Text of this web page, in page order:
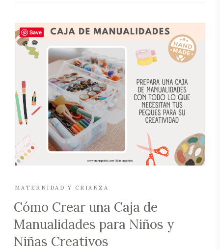
MATERNIDAD Y CRIANZA
Cómo Crear una Caja de
Manualidades para Niños y
Niñas Creativos
Save